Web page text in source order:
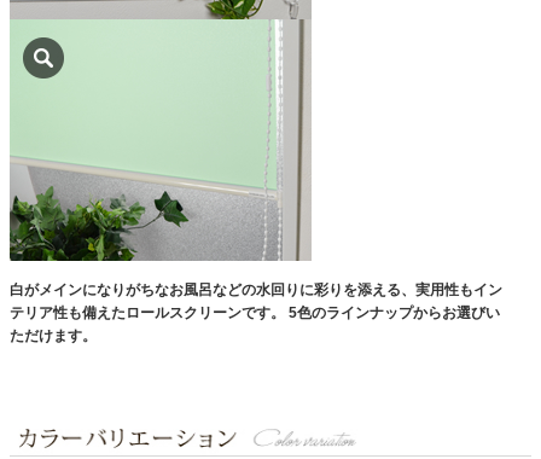
白がメインになりがちなお風呂などの水回りに彩りを添える、実用性もイン
テリア性も備えたロールスクリーンです。
5色のラインナップからお選びい
ただけます。